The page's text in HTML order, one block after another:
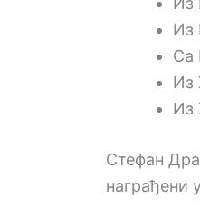
Из
Са
Из
Из
Стефан
награђени